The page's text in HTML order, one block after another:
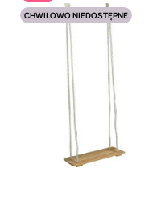
CHWILOWO NIEDOSTĘPNE